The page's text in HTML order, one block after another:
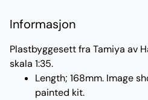
Informasjon
Plastbyggesett fra Tamiya av
skala 1:35.
Length; 168mm. Image
painted kit.